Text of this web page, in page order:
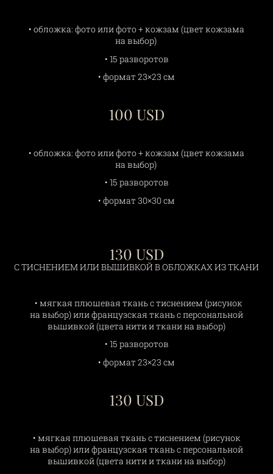
• обложка: фото или фото + кожзам (цвет кожзама
на выбор)
• 15 разворотов
• формат 23×23 см
100 USD
• обложка: фото или фото + кожзам (цвет кожзама
на выбор)
• 15 разворотов
• формат 30×30 см
130 USD
С ТИСНЕНИЕМ ИЛИ ВЫШИВКОЙ В ОБЛОЖКАХ ИЗ ТКАНИ
• мягкая плюшевая ткань с тиснением (рисунок
на выбор) или французская ткань с персональной
вышивкой (цвета нити и ткани на выбор)
• 15 разворотов
• формат 23×23 см
130 USD
• мягкая плюшевая ткань с тиснением (рисунок
на выбор) или французская ткань с персональной
вышивкой (цвета нити и ткани на выбор)